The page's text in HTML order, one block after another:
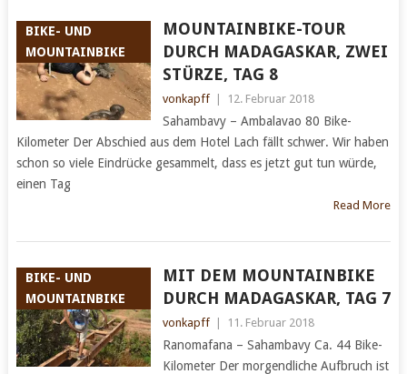
BIKE- UND
MOUNTAINBIKE
MOUNTAINBIKE-TOUR
DURCH MADAGASKAR, ZWEI
STÜRZE, TAG 8
vonkapff 12. Februar 2018
Sahambavy – Ambalavao 80 Bike-
Kilometer Der Abschied aus dem Hotel Lach fällt schwer. Wir haben
schon so viele Eindrücke gesammelt, dass es jetzt gut tun würde,
einen Tag
Read More
BIKE- UND
MOUNTAINBIKE
MIT DEM MOUNTAINBIKE
DURCH MADAGASKAR, TAG 7
vonkapff 11. Februar 2018
Ranomafana – Sahambavy Ca. 44 Bike-
Kilometer Der morgendliche Aufbruch ist